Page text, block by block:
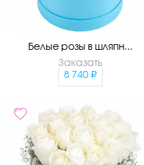
Белые розы в шляпн...
Заказать
8 740